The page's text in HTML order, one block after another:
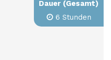
Dauer (Gesamt)
6 Stunden